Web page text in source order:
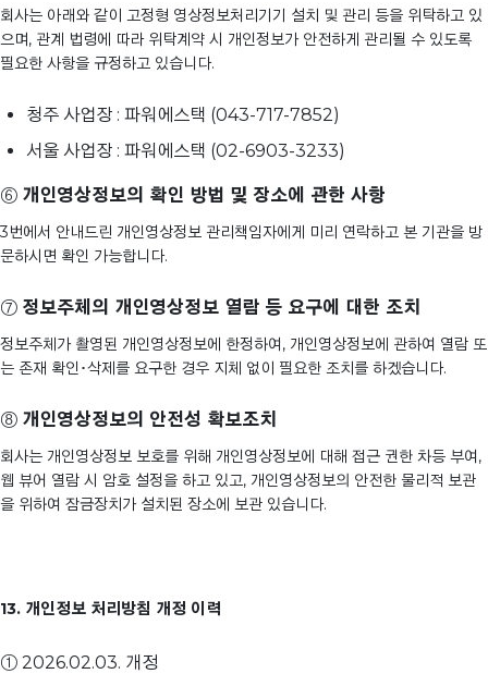
회사는 아래와 같이 고정형 영상정보처리기기 설치 및 관리 등을 위탁하고 있
으며, 관계 법령에 따라 위탁계약 시 개인정보가 안전하게 관리될 수 있도록
필요한 사항을 규정하고 있습니다.
청주 사업장 : 파워에스택 (043-717-7852)
서울 사업장 : 파워에스택 (02-6903-3233)
⑥ 개인영상정보의 확인 방법 및 장소에 관한 사항
3번에서 안내드린 개인영상정보 관리책임자에게 미리 연락하고 본 기관을 방
문하시면 확인 가능합니다.
⑦ 정보주체의 개인영상정보 열람 등 요구에 대한 조치
정보주체가 촬영된 개인영상정보에 한정하여, 개인영상정보에 관하여 열람 또
는 존재 확인･삭제를 요구한 경우 지체 없이 필요한 조치를 하겠습니다.
⑧ 개인영상정보의 안전성 확보조치
회사는 개인영상정보 보호를 위해 개인영상정보에 대해 접근 권한 차등 부여,
웹 뷰어 열람 시 암호 설정을 하고 있고, 개인영상정보의 안전한 물리적 보관
을 위하여 잠금장치가 설치된 장소에 보관 있습니다.
13. 개인정보 처리방침 개정 이력
① 2026.02.03. 개정